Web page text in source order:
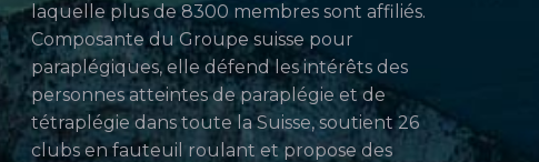
laquelle plus de 8300 membres sont affiliés.
Composante du Groupe suisse pour
paraplégiques, elle défend les intérêts des
personnes atteintes de paraplégie et de
tétraplégie dans toute la Suisse, soutient 26
clubs en fauteuil roulant et propose des